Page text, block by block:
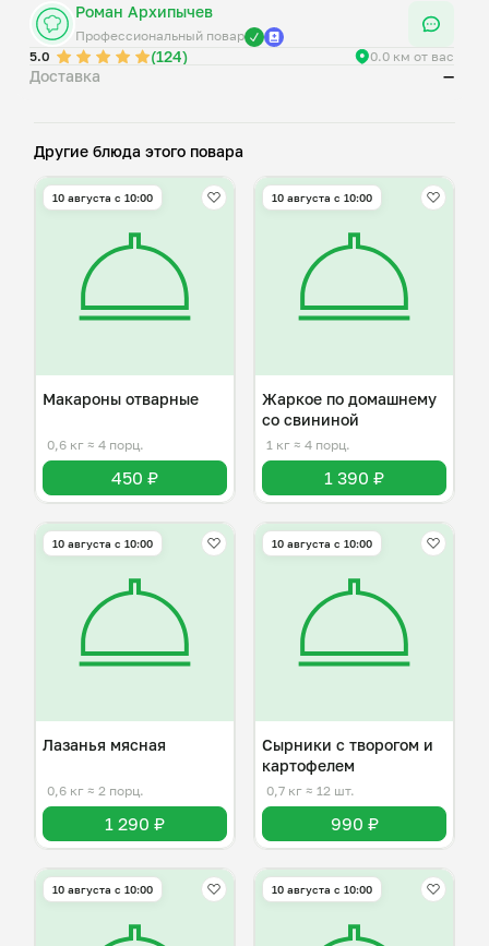
Роман Архипычев
Профессиональный повар
5.0
(124) 0.0 км от вас
Доставка —
Другие блюда этого повара
10 августа с 10:00
Макароны отварные
0,6 кг ≈ 4 порц.
450 ₽
10 августа с 10:00
Жаркое по домашнему
со свининой
1 кг ≈ 4 порц.
1 390 ₽
10 августа с 10:00
Лазанья мясная
0,6 кг ≈ 2 порц.
1 290 ₽
10 августа с 10:00
Сырники с творогом и
картофелем
0,7 кг ≈ 12 шт.
990 ₽
10 августа с 10:00 10 августа с 10:00